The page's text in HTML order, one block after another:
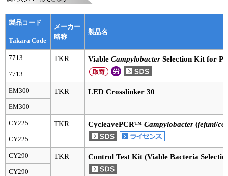
テクニカルサポートライン
機器ソフトウェア・ベクター配列ダウンロード
ラーニングセンター
実験ガイド
リアルタイムPCR実験ガイド
遺伝子検査ガイド（食品・水質・家畜他）
NGSポータルサイト
幹細胞・再生医療研究ガイド
クローニング実験ガイド
製品コード
メーカー
略称
製品名
Takara Code
7713 TKR Viable Campylobacter Selection Kit for
7713
EM300 TKR LED Crosslinker 30
EM300
CY225 TKR CycleavePCR™ Campylobacter (jejuni/
CY225
CY290 TKR Control Test Kit (Viable Bacteria
CY290